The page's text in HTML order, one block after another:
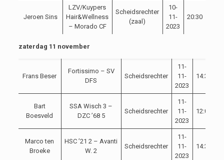
Jeroen Sins
LZV/Kuypers
Hair&Wellness
– Morado CF
Scheidsrechter
(zaal)
10-
11-
2023
20:30
zaterdag 11 november
Frans Beser
Fortissimo – SV
DFS
Scheidsrechter
11-
11-
2023
14:30
Bart
Boesveld
SSA Wisch 3 –
DZC ’68 5
Scheidsrechter
11-
11-
2023
12:00
Marco ten
Broeke
HSC ’21 2 – Avanti
W. 2
Scheidsrechter
11-
11-
2023
14:30